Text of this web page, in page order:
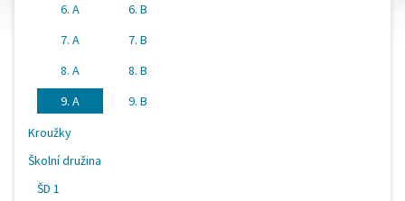
6. A
6. B
7. A
7. B
8. A
8. B
9. A
9. B
Kroužky
Školní družina
ŠD 1